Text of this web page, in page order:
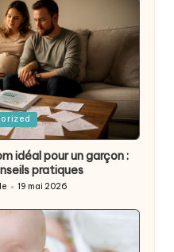
idéal pour un garçon :
pratiques
19 mai 2026